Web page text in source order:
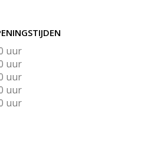
uur
uur
uur
uur
uur